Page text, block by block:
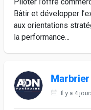
Bâtir et développer
aux orientations
la performance...
Il y a 4